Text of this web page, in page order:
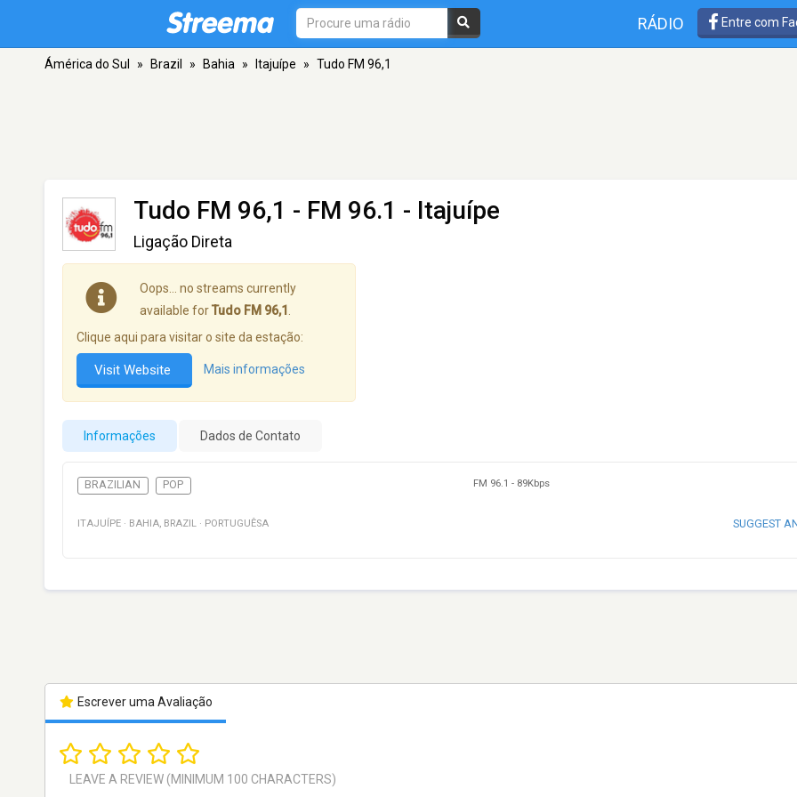
RÁDIO Entre com
Ámérica do Sul » Brazil » Bahia » Itajuípe » Tudo FM 96,1
Tudo FM 96,1 - FM 96.1 - Itajuípe
Ligação Direta
Oops… no streams currently
available forTudo FM 96,1
Clique aqui para visitar o site da estação:
Visit Website Mais informações
Informações Dados de Contato
BRAZILIAN POP FM 96.1 - 89Kbps
ITAJUÍPE · BAHIA, BRAZIL · PORTUGUÊSA SUGGEST
Escrever uma Avaliação